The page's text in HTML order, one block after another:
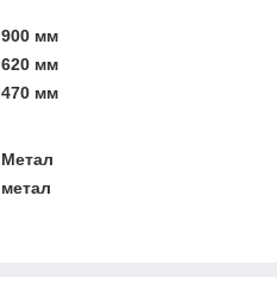
900 мм
620 мм
470 мм
Метал
метал